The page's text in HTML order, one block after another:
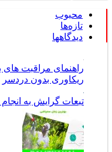
محبوب
تازه‌ها
دیدگاهها
راهنمای مراقبت های
ریکاوری بدون دردسر
تبعات گرایش به